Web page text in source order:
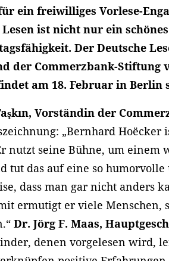
ein freiwilliges Vorlese-
ist nicht nur ein
Der Deutsche
der Commerzbank-Stiftung
am 18. Februar in Berlin
Vorständin der
„Bernhard Hoëcker
nutzt seine Bühne, um einem
tut das auf eine so
dass man gar nicht anders
ermutigt er viele Menschen,
Dr. Jörg F. Maas,
denen vorgelesen wird,